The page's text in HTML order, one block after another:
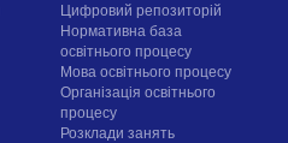
Цифровий репозиторій
Нормативна база
освітнього процесу
Мова освітнього процесу
Організація освітнього
процесу
Розклади занять